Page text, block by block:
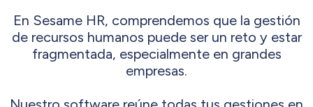
En Sesame HR, comprendemos que la gestión
de recursos humanos puede ser un reto y estar
fragmentada, especialmente en grandes
empresas.